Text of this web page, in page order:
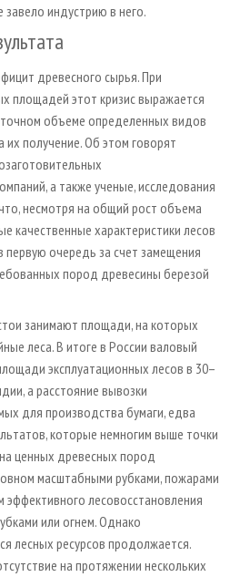
завело индустрию в него.
древесного сырья. При
площадей этот кризис выражается
объеме определенных видов
их получение. Об этом говорят
а также ученые, исследования
несмотря на общий рост объема
качественные характеристики лесов
первую очередь за счет замещения
пород древесины березой
занимают площади, на которых
леса. В итоге в России валовый
эксплуатационных лесов в 30–
а расстояние вывозки
для производства бумаги, едва
которые немногим выше точки
ценных древесных пород
масштабными рубками, пожарами
лесовосстановления
или огнем. Однако
лесных ресурсов продолжается.
на протяжении нескольких